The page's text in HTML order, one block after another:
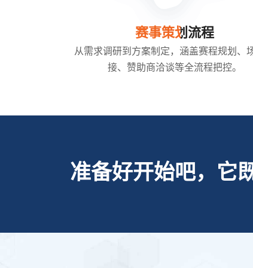
赛事策划流程
从需求调研到方案制定，涵盖赛程规划、
接、赞助商洽谈等全流程把控。
准备好开始吧，它